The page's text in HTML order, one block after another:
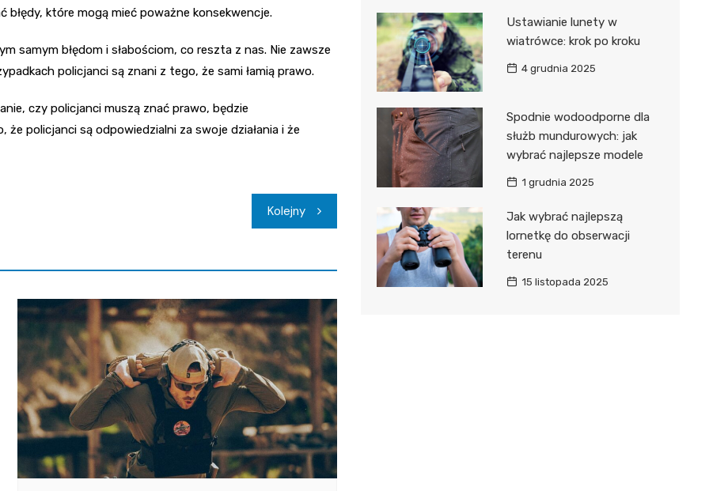
błędy, które mogą mieć poważne konsekwencje.
samym błędom i słabościom, co reszta z nas. Nie zawsze
policjanci są znani z tego, że sami łamią prawo.
czy policjanci muszą znać prawo, będzie
policjanci są odpowiedzialni za swoje działania i że
Kolejny
Ustawianie lunety w
wiatrówce: krok po kroku
4 grudnia 2025
Spodnie wodoodporne dla
służb mundurowych: jak
wybrać najlepsze modele
1 grudnia 2025
Jak wybrać najlepszą
lornetkę do obserwacji
terenu
15 listopada 2025